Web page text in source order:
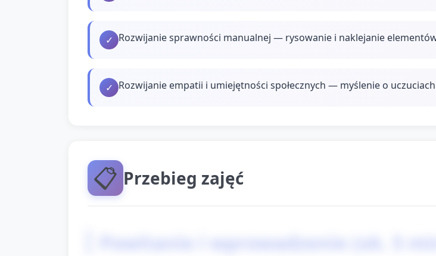
✓ Rozwijanie sprawności manualnej — rysowanie i naklejanie
✓ Rozwijanie empatii i umiejętności społecznych — myślenie o
📋 Przebieg zajęć
Powitanie i wprowadzenie (ok. 5